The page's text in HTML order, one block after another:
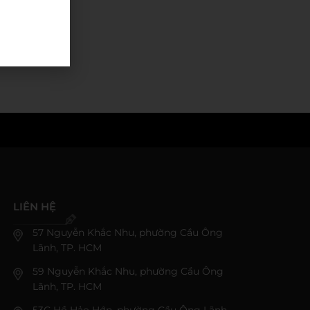
LIÊN HỆ
57 Nguyễn Khắc Nhu, phường Cầu Ông
Lãnh, TP. HCM
59 Nguyễn Khắc Nhu, phường Cầu Ông
Lãnh, TP. HCM